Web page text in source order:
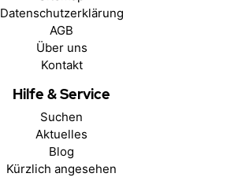
Datenschutzerklärung
AGB
Über uns
Kontakt
Hilfe & Service
Suchen
Aktuelles
Blog
Kürzlich angesehen